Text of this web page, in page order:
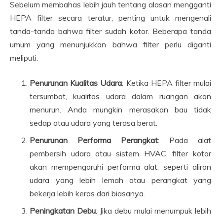
Sebelum membahas lebih jauh tentang alasan mengganti
HEPA filter secara teratur, penting untuk mengenali
tanda-tanda bahwa filter sudah kotor. Beberapa tanda
umum yang menunjukkan bahwa filter perlu diganti
meliputi:
Penurunan Kualitas Udara: Ketika HEPA filter mulai
tersumbat, kualitas udara dalam ruangan akan
menurun. Anda mungkin merasakan bau tidak
sedap atau udara yang terasa berat.
Penurunan Performa Perangkat: Pada alat
pembersih udara atau sistem HVAC, filter kotor
akan mempengaruhi performa alat, seperti aliran
udara yang lebih lemah atau perangkat yang
bekerja lebih keras dari biasanya.
Peningkatan Debu: Jika debu mulai menumpuk lebih